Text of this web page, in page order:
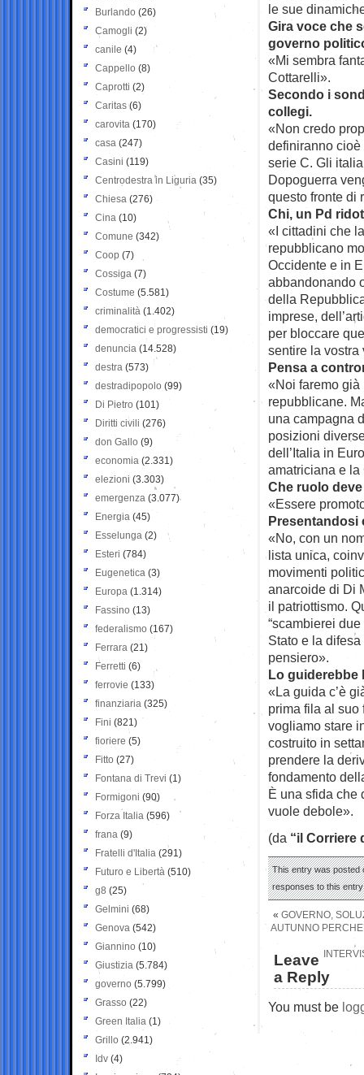
le sue
Gira voce che
governo
«Mi sembra
Cottarelli».
Secondo i
collegi.
«Non credo
definiranno cioè
serie C. Gli
Dopoguerra
questo fronte di
Chi, un Pd
«I cittadini che
repubblicano
Occidente e in
abbandonando
della
imprese,
per bloccare
sentire la vostra
Pensa a
«Noi faremo
repubblicane.
una campagna
posizioni
dell’Italia in
amatriciana e
Che ruolo
«Essere
Presentandosi
«No, con un
lista unica,
movimenti
anarcoide di Di
il patriottismo.
“scambierei
Stato e la
pensiero».
Lo guiderebbe
«La guida c’è
prima fila al
vogliamo stare
costruito in
prendere la
fondamento
È una sfida che
vuole debole».
(da “il Corriere
This entry was posted
responses to this
« GOVERNO,
AUTUNNO
Leave
a Reply
You must be
Burlando (26)
Camogli (2)
canile (4)
Cappello (8)
Caprotti (2)
Caritas (6)
carovita (170)
casa (247)
Casini (119)
Centrodestra in Liguria (35)
Chiesa (276)
Cina (10)
Comune (342)
Coop (7)
Cossiga (7)
Costume (5.581)
criminalità (1.402)
democratici e progressisti (19)
denuncia (14.528)
destra (573)
destradipopolo (99)
Di Pietro (101)
Diritti civili (276)
don Gallo (9)
economia (2.331)
elezioni (3.303)
emergenza (3.077)
Energia (45)
Esselunga (2)
Esteri (784)
Eugenetica (3)
Europa (1.314)
Fassino (13)
federalismo (167)
Ferrara (21)
Ferretti (6)
ferrovie (133)
finanziaria (325)
Fini (821)
fioriere (5)
Fitto (27)
Fontana di Trevi (1)
Formigoni (90)
Forza Italia (596)
frana (9)
Fratelli d'Italia (291)
Futuro e Libertà (510)
g8 (25)
Gelmini (68)
Genova (542)
Giannino (10)
Giustizia (5.784)
governo (5.799)
Grasso (22)
Green Italia (1)
Grillo (2.941)
Idv (4)